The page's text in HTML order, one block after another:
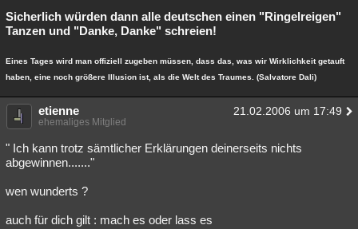
Sicherlich würden dann alle deutschen einen "Ringelreigen"
Tanzen und "Danke, Danke" schreien!
Eines Tages wird man offiziell zugeben müssen, dass das, was wir Wirklichkeit getauft
haben, eine noch größere Illusion ist, als die Welt des Traumes. (Salvatore Dali)
etienne 21.02.2006 um 17:49
ehemaliges Mitglied
" Ich kann trotz sämtlicher Erklärungen deinerseits nichts
abgewinnen......."
wen wunderts ?
auch für dich gilt : mach es oder lass es